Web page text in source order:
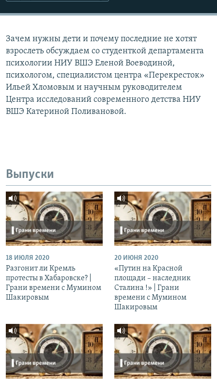
Зачем нужны дети и почему последние не хотят
взрослеть обсуждаем со студенткой департамента
психологии НИУ ВШЭ Еленой Воеводиной,
психологом, специалистом центра «Перекресток»
Ильей Хломовым и научным руководителем
Центра исследований современного детства НИУ
ВШЭ Катериной Поливановой.
Выпуски
18 ИЮЛЯ 2020
Разгонит ли Кремль
протесты в Хабаровске? |
Грани времени с Мумином
Шакировым
20 ИЮНЯ 2020
«Путин на Красной
площади – наследник
Сталина !» | Грани
времени с Мумином
Шакировым